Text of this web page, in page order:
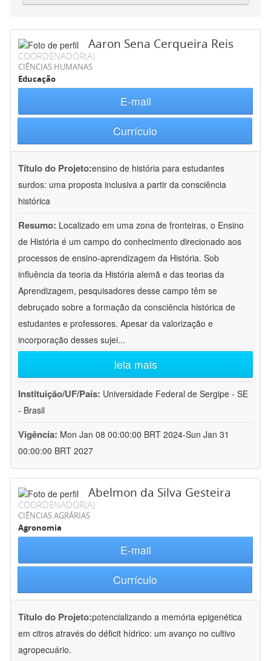
Aaron Sena Cerqueira Reis
COORDENADOR(A)
CIÊNCIAS HUMANAS
Educação
E-mail
Currículo
Título do Projeto:ensino de história para estudantes
surdos: uma proposta inclusiva a partir da consciência
histórica
Resumo: Localizado em uma zona de fronteiras, o Ensino
de História é um campo do conhecimento direcionado aos
processos de ensino-aprendizagem da História. Sob
influência da teoria da História alemã e das teorias da
Aprendizagem, pesquisadores desse campo têm se
debruçado sobre a formação da consciência histórica de
estudantes e professores. Apesar da valorização e
incorporação desses sujei...
leia mais
Instituição/UF/País: Universidade Federal de Sergipe - SE
- Brasil
Vigência: Mon Jan 08 00:00:00 BRT 2024-Sun Jan 31
00:00:00 BRT 2027
Abelmon da Silva Gesteira
COORDENADOR(A)
CIÊNCIAS AGRÁRIAS
Agronomia
E-mail
Currículo
Título do Projeto:potencializando a memória epigenética
em citros através do déficit hídrico: um avanço no cultivo
agropecuário.